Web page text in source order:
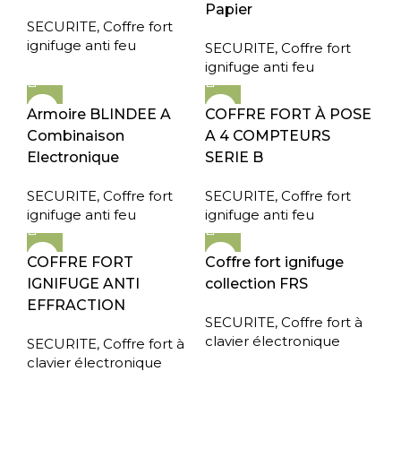
SECURITE, Coffre fort
ignifuge anti feu
Papier
SECURITE, Coffre fort
ignifuge anti feu
Armoire BLINDEE A
Combinaison
Electronique
SECURITE, Coffre fort
ignifuge anti feu
COFFRE FORT À POSE
A 4 COMPTEURS
SERIE B
SECURITE, Coffre fort
ignifuge anti feu
COFFRE FORT
IGNIFUGE ANTI
EFFRACTION
SECURITE, Coffre fort à
clavier électronique
Coffre fort ignifuge
collection FRS
SECURITE, Coffre fort à
clavier électronique